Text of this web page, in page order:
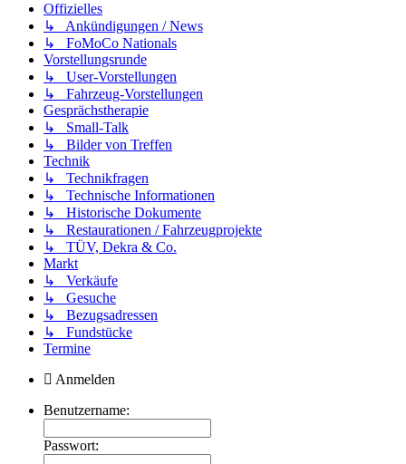
Offizielles
↳ Ankündigungen / News
↳ FoMoCo Nationals
Vorstellungsrunde
↳ User-Vorstellungen
↳ Fahrzeug-Vorstellungen
Gesprächstherapie
↳ Small-Talk
↳ Bilder von Treffen
Technik
↳ Technikfragen
↳ Technische Informationen
↳ Historische Dokumente
↳ Restaurationen / Fahrzeugprojekte
↳ TÜV, Dekra & Co.
Markt
↳ Verkäufe
↳ Gesuche
↳ Bezugsadressen
↳ Fundstücke
Termine
Anmelden
Benutzername:
Passwort: